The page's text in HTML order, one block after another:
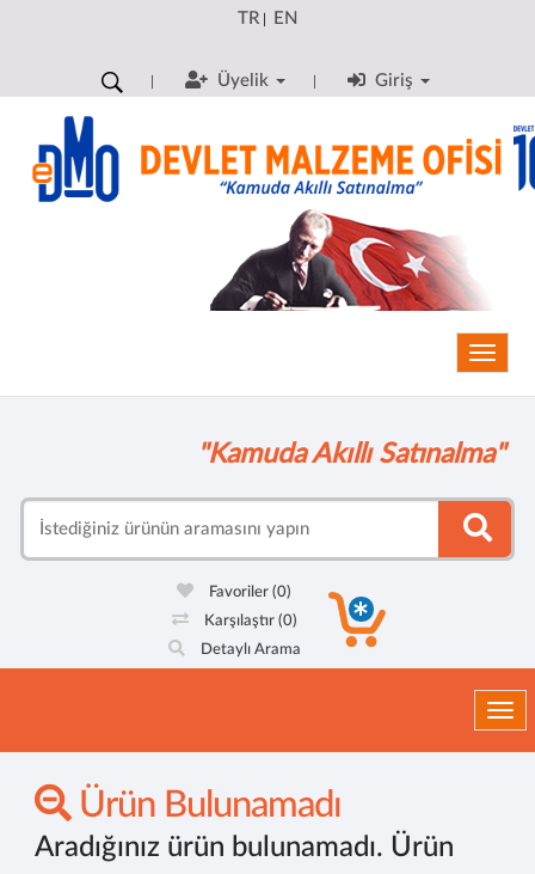
TR| EN
Üyelik Giriş
"Kamuda Akıllı Satınalma"
Favoriler(0)
Karşılaştır (0)
Detaylı Arama
Ürün Bulunamadı
Aradığınız ürün bulunamadı. Ürün